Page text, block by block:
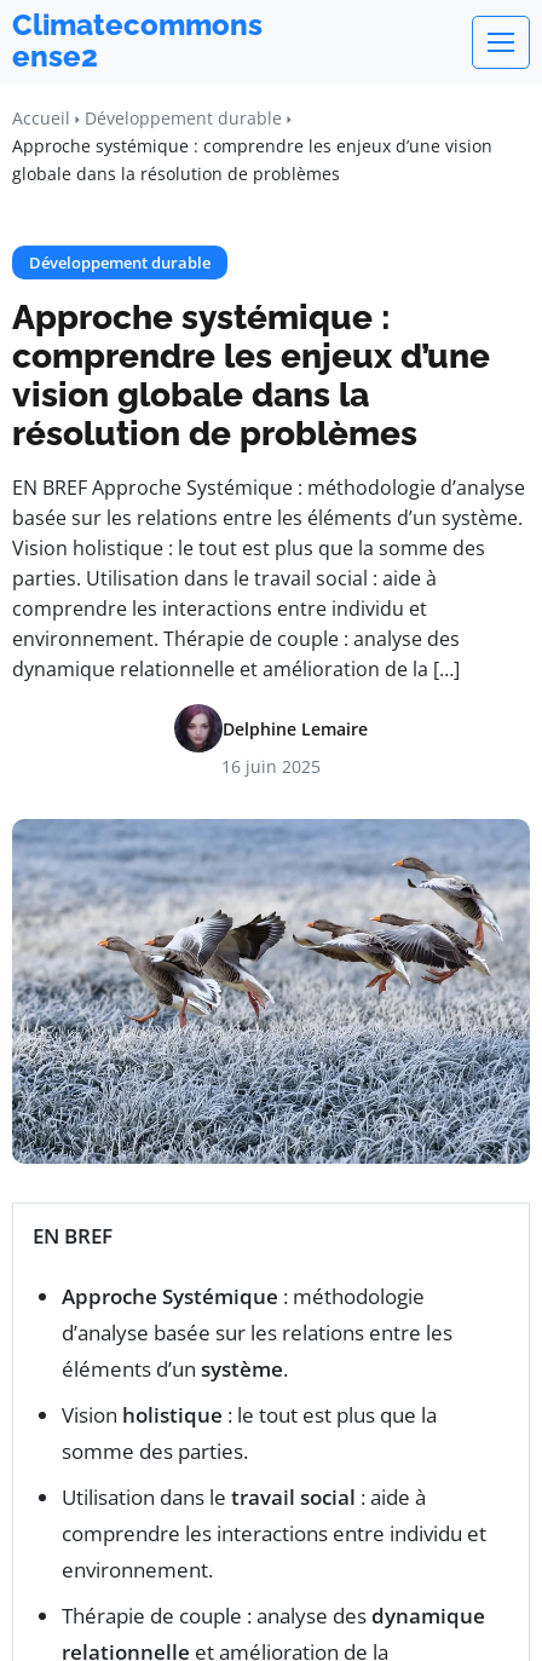
Climatecommons
ense2
Accueil
Développement durable
Approche systémique : comprendre les enjeux d’une vision
globale dans la résolution de problèmes
Développement durable
Approche systémique :
comprendre les enjeux d’une
vision globale dans la
résolution de problèmes
EN BREF Approche Systémique : méthodologie d’analyse
basée sur les relations entre les éléments d’un système.
Vision holistique : le tout est plus que la somme des
parties. Utilisation dans le travail social : aide à
comprendre les interactions entre individu et
environnement. Thérapie de couple : analyse des
dynamique relationnelle et amélioration de la […]
Delphine Lemaire
16 juin 2025
EN BREF
Approche Systémique : méthodologie
d’analyse basée sur les relations entre les
éléments d’un système.
Vision holistique : le tout est plus que la
somme des parties.
Utilisation dans le travail social : aide à
comprendre les interactions entre individu et
environnement.
Thérapie de couple : analyse desdynamique
relationnelle et amélioration de la